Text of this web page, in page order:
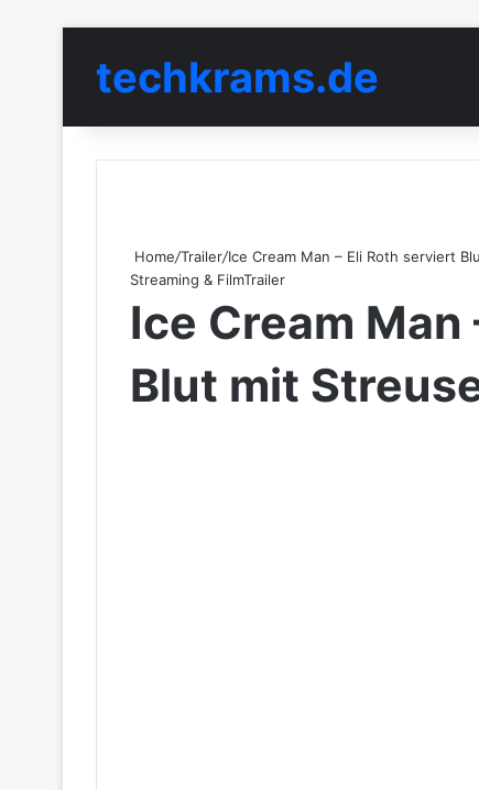
techkrams.de
Home/Trailer/Ice Cream Man – Eli Roth serviert
Streaming & FilmTrailer
Ice Cream
Blut mit